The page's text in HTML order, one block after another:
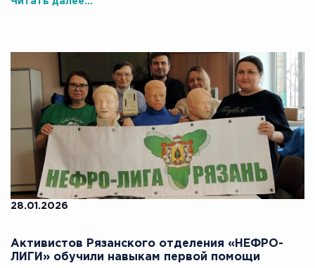
28.01.2026
Активистов Рязанского отделения «НЕФРО-
ЛИГИ» обучили навыкам первой помощи